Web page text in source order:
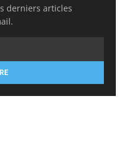
derniers articles